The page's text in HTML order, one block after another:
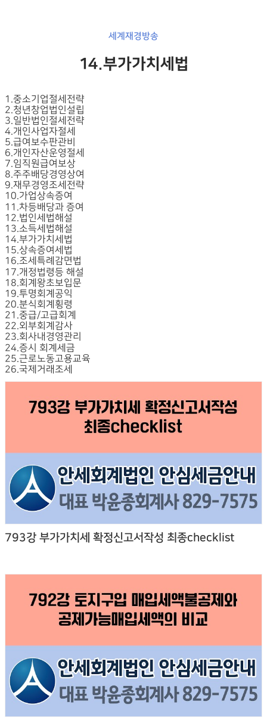
세계재경방송
14.부가가치세법
1.중소기업절세전략
2.청년창업법인설립
3.일반법인절세전략
4.개인사업자절세
5.급여보수판관비
6.개인자산운영절세
7.임직원급여보상
8.주주배당경영상여
9.재무경영조세전략
10.가업상속증여
11.차등배당과 증여
12.법인세법해설
13.소득세법해설
14.부가가치세법
15.상속증여세법
16.조세특례감면법
17.개정법령등 해설
18.회계왕초보입문
19.투명회계공익
20.분식회계횡령
21.중급/고급회계
22.외부회계감사
23.회사내경영관리
24.증시 회계세금
25.근로노동고용교육
26.국제거래조세
793강 부가가치세 확정신고서작성 최종checklist